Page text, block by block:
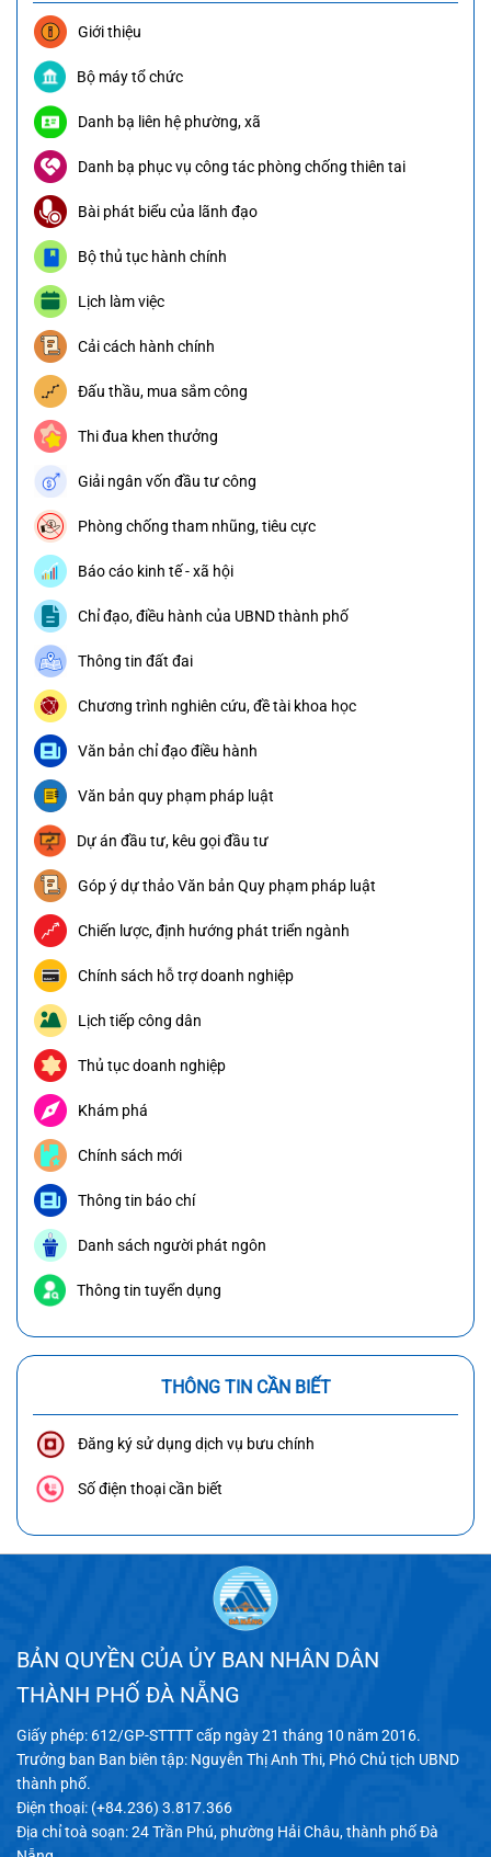
Giới thiệu
Bộ máy tổ chức
Danh bạ liên hệ phường, xã
Danh bạ phục vụ công tác phòng chống thiên tai
Bài phát biểu của lãnh đạo
Bộ thủ tục hành chính
Lịch làm việc
Cải cách hành chính
Đấu thầu, mua sắm công
Thi đua khen thưởng
Giải ngân vốn đầu tư công
Phòng chống tham nhũng, tiêu cực
Báo cáo kinh tế - xã hội
Chỉ đạo, điều hành của UBND thành phố
Thông tin đất đai
Chương trình nghiên cứu, đề tài khoa học
Văn bản chỉ đạo điều hành
Văn bản quy phạm pháp luật
Dự án đầu tư, kêu gọi đầu tư
Góp ý dự thảo Văn bản Quy phạm pháp luật
Chiến lược, định hướng phát triển ngành
Chính sách hỗ trợ doanh nghiệp
Lịch tiếp công dân
Thủ tục doanh nghiệp
Khám phá
Chính sách mới
Thông tin báo chí
Danh sách người phát ngôn
Thông tin tuyển dụng
THÔNG TIN CẦN BIẾT
Đăng ký sử dụng dịch vụ bưu chính
Số điện thoại cần biết
BẢN QUYỀN CỦA ỦY BAN NHÂN DÂN
THÀNH PHỐ ĐÀ NẴNG
Giấy phép: 612/GP-STTTT cấp ngày 21 tháng 10 năm 2016.
Trưởng ban Ban biên tập: Nguyễn Thị Anh Thi, Phó Chủ tịch UBND
thành phố.
Điện thoại: (+84.236) 3.817.366
Địa chỉ toà soạn: 24 Trần Phú, phường Hải Châu, thành phố Đà